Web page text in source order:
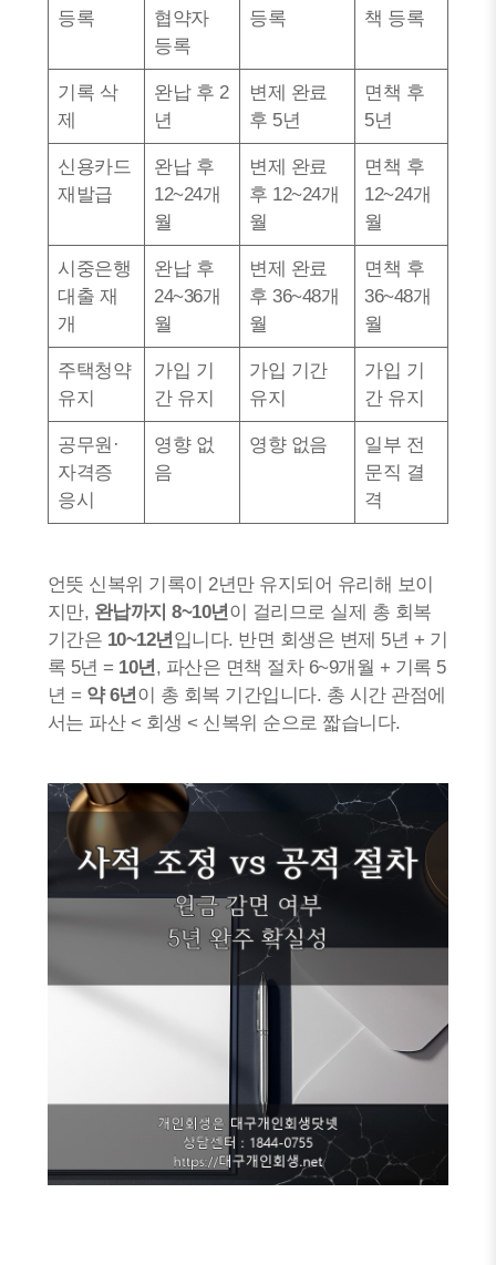
등록
협약자
등록
등록
책 등록
기록 삭
제
완납 후 2
년
변제 완료
후 5년
면책 후
5년
신용카드
재발급
완납 후
12~24개
월
변제 완료
후 12~24개
월
면책 후
12~24개
월
시중은행
대출 재
개
완납 후
24~36개
월
변제 완료
후 36~48개
월
면책 후
36~48개
월
주택청약
유지
가입 기
간 유지
가입 기간
유지
가입 기
간 유지
공무원·
자격증
응시
영향 없
음
영향 없음
일부 전
문직 결
격
언뜻 신복위 기록이 2년만 유지되어 유리해 보이
지만, 완납까지 8~10년이 걸리므로 실제 총 회복
기간은 10~12년입니다. 반면 회생은 변제 5년 + 기
록 5년 = 10년, 파산은 면책 절차 6~9개월 + 기록 5
년 = 약 6년이 총 회복 기간입니다. 총 시간 관점에
서는 파산 < 회생 < 신복위 순으로 짧습니다.